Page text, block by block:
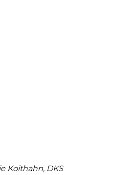
Koithahn, DKS